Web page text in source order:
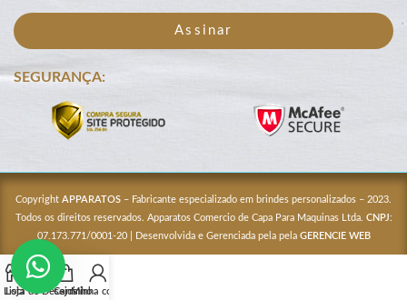
Assinar
SEGURANÇA:
Copyright APPARATOS – Fabricante especializado em brindes personalizados – 2023.
Todos os direitos reservados. Apparatos Comercio de Capa Para Maquinas Ltda. CNPJ:
07.173.771/0001-20 | Desenvolvida e Gerenciada pela pela GERENCIE WEB
Loja
Lista de Desejos
CarrinhoMinha conta